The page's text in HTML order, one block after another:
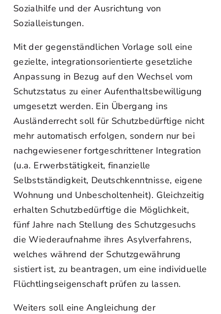
Sozialhilfe und der Ausrichtung von
Sozialleistungen.
Mit der gegenständlichen Vorlage soll eine
gezielte, integrationsorientierte gesetzliche
Anpassung in Bezug auf den Wechsel vom
Schutzstatus zu einer Aufenthaltsbewilligung
umgesetzt werden. Ein Übergang ins
Ausländerrecht soll für Schutzbedürftige nicht
mehr automatisch erfolgen, sondern nur bei
nachgewiesener fortgeschrittener Integration
(u.a. Erwerbstätigkeit, finanzielle
Selbstständigkeit, Deutschkenntnisse, eigene
Wohnung und Unbescholtenheit). Gleichzeitig
erhalten Schutzbedürftige die Möglichkeit,
fünf Jahre nach Stellung des Schutzgesuchs
die Wiederaufnahme ihres Asylverfahrens,
welches während der Schutzgewährung
sistiert ist, zu beantragen, um eine individuelle
Flüchtlingseigenschaft prüfen zu lassen.
Weiters soll eine Angleichung der